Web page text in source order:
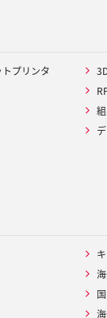
プリンタ